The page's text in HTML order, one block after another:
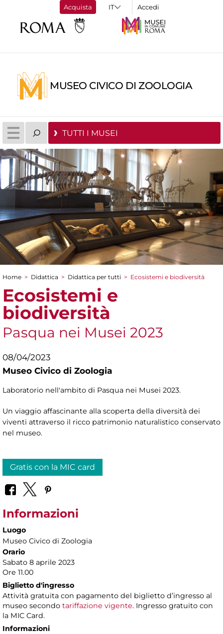
Acquista Accedi
MUSEO CIVICO DI ZOOLOGIA
TUTTI I MUSEI
Tu sei qui
Home > Didattica > Didattica per tutti > Ecosistemi e biodiversità
Ecosistemi e
biodiversità
Pasqua nei Musei 2023
08/04/2023
Museo Civico di Zoologia
Laboratorio nell'ambito di Pasqua nei Musei 2023.
Un viaggio affascinante alla scoperta della diversità dei
viventi attraverso il ricco patrimonio naturalistico conservato
nel museo.
Gratis con la MIC card
Informazioni
Luogo
Museo Civico di Zoologia
Orario
Sabato 8 aprile 2023
Ore 11.00
Biglietto d'ingresso
Attività gratuita con pagamento del biglietto d’ingresso al
museo secondo tariffazione vigente. Ingresso gratuito con
la MIC Card.
Informazioni